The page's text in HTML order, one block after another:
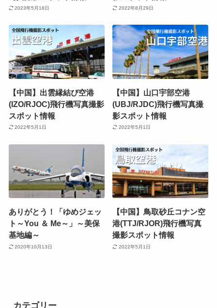
2023年5月18日 2022年8月29日
【中国】出雲縁結び空港
(IZO/RJOC)飛行機写真撮影
スポット情報
2022年5月1日
【中国】山口宇部空港
(UBJ/RJDC)飛行機写真撮
影スポット情報
2022年5月1日
ありがとう！「ゆめジェッ
ト～You ＆ Me～」～美保
基地編～
2020年10月13日
【中国】鳥取砂丘コナン空
港(TTJ/RJOR)飛行機写真
撮影スポット情報
2022年5月1日
カテゴリー